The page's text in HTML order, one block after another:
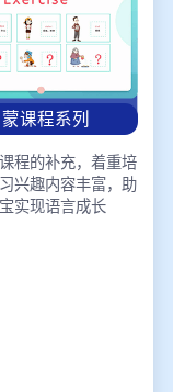
课程系列
程的补充，着重培
兴趣内容丰富，助
实现语言成长